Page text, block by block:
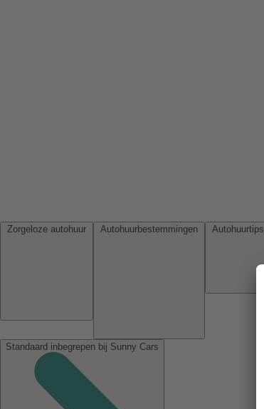
Standaard inbegrepen bij Sunny Cars